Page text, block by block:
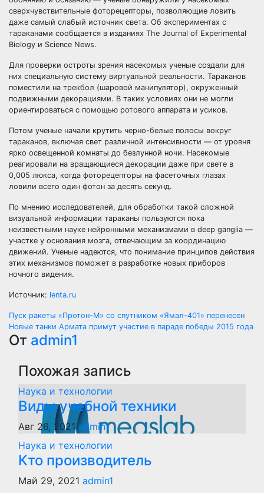
сверхчувствительные фоторецепторы, позволяющие ловить
даже самый слабый источник света. Об экспериментах с
тараканами сообщается в изданиях The Journal of Experimental
Biology и Science News.
Для проверки остроты зрения насекомых ученые создали для
них специальную систему виртуальной реальности. Тараканов
поместили на трекбол (шаровой манипулятор), окруженный
подвижными декорациями. В таких условиях они не могли
ориентироваться с помощью ротового аппарата и усиков.
Потом ученые начали крутить черно-белые полосы вокруг
тараканов, включая свет различной интенсивности — от уровня
ярко освещенной комнаты до безлунной ночи. Насекомые
реагировали на вращающиеся декорации даже при свете в
0,005 люкса, когда фоторецепторы на фасеточных глазах
ловили всего один фотон за десять секунд.
По мнению исследователей, для обработки такой сложной
визуальной информации тараканы пользуются пока
неизвестными науке нейронными механизмами в deep ganglia —
участке у основания мозга, отвечающим за координацию
движений. Ученые надеются, что понимание принципов действия
этих механизмов поможет в разработке новых приборов
ночного видения.
Источник: lenta.ru
Навигация
по
записям
Пуск ракеты «Протон-М» со спутником «Ямал-401» перенесен
Новые танки Армата примут участие в параде победы 2015 года
От admin1
Похожая запись
Наука и технологии
Виды учебной техники
Авг 26, 2021admin1
Наука и технологии
Кто производитель
Май 29, 2021 admin1